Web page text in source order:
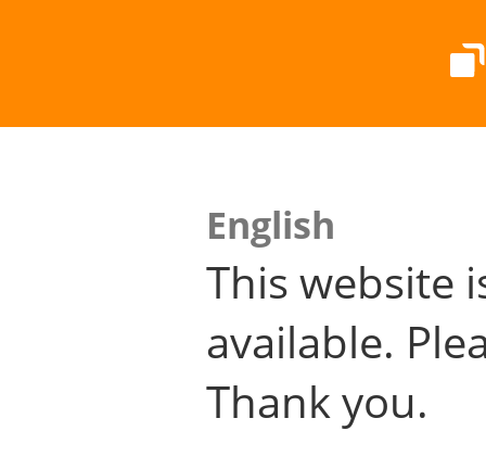
English
This website
available.
Thank you.